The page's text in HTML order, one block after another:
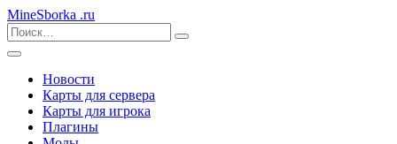
MineSborka .ru
Новости
Карты для сервера
Карты для игрока
Плагины